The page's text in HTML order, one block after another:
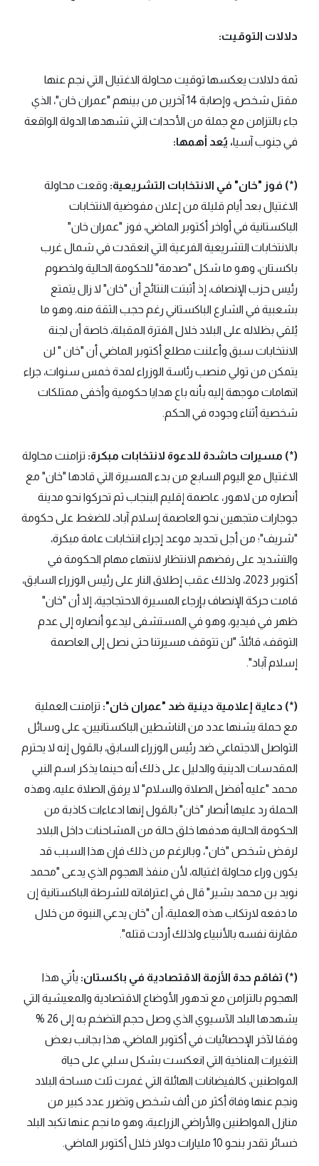
دلالات التوقيت:
ثمة دلالات يعكسها توقيت محاولة الاغتيال التي نجم عنها
مقتل شخص، وإصابة 14 آخرين من بينهم "عمران خان"، الذي
جاء بالتزامن مع جملة من الأحداث التي تشهدها الدولة الواقعة
في جنوب آسيا، يُعد أهمها:
(*) فوز "خان" في الانتخابات التشريعية: وقعت محاولة
الاغتيال بعد أيام قليلة من إعلان مفوضية الانتخابات
الباكستانية في أواخر أكتوبر الماضي، فوز "عمران خان"
بالانتخابات التشريعية الفرعية التي انعقدت في شمال غرب
باكستان، وهو ما شكل "صدمة" للحكومة الحالية ولخصوم
رئيس حزب الإنصاف، إذ أثبتت النتائج أن "خان" لا زال يتمتع
بشعبية في الشارع الباكستاني رغم حجب الثقة منه، وهو ما
يُلقي بظلاله على البلاد خلال الفترة المقبلة، خاصة أن لجنة
الانتخابات سبق وأعلنت مطلع أكتوبر الماضي أن "خان " لن
يتمكن من تولي منصب رئاسة الوزراء لمدة خمس سنوات، جراء
اتهامات موجهة إليه بأنه باع هدايا حكومية وأخفى ممتلكات
شخصية أثناء وجوده في الحكم.
(*) مسيرات حاشدة للدعوة لانتخابات مبكرة: تزامنت محاولة
الاغتيال مع اليوم السابع من بدء المسيرة التي قادها "خان" مع
أنصاره من لاهور، عاصمة إقليم البنجاب ثم تحركوا نحو مدينة
جوجارات متجهين نحو العاصمة إسلام آباد، للضغط على حكومة
"شريف"؛ من أجل تحديد موعد إجراء انتخابات عامة مبكرة،
والتشديد على رفضهم الانتظار لانتهاء مهام الحكومة في
أكتوبر 2023، ولذلك عقب إطلاق النار على رئيس الوزراء السابق،
قامت حركة الإنصاف بإرجاء المسيرة الاحتجاجية، إلا أن "خان"
ظهر في فيديو، وهو في المستشفى ليدعو أنصاره إلى عدم
التوقف، قائلًا، "لن تتوقف مسيرتنا حتى نصل إلى العاصمة
إسلام آباد".
(*) دعاية إعلامية دينية ضد "عمران خان": تزامنت العملية
مع حملة يشنها عدد من الناشطين الباكستانيين، على وسائل
التواصل الاجتماعي ضد رئيس الوزراء السابق، بالقول إنه لا يحترم
المقدسات الدينية والدليل على ذلك أنه حينما يذكر اسم النبي
محمد "عليه أفضل الصلاة والسلام" لا يرفق الصلاة عليه، وهذه
الحملة رد عليها أنصار "خان" بالقول إنها ادعاءات كاذبة من
الحكومة الحالية هدفها خلق حالة من المشاحنات داخل البلاد
لرفض شخص "خان"، وبالرغم من ذلك فإن هذا السبب قد
يكون وراء محاولة اغتياله، لأن منفذ الهجوم الذي يدعى "محمد
نويد بن محمد بشير" قال في اعترافاته للشرطة الباكستانية إن
ما دفعه لارتكاب هذه العملية، أن "خان يدعي النبوة من خلال
مقارنة نفسه بالأنبياء ولذلك أردت قتله".
(*) تفاقم حدة الأزمة الاقتصادية في باكستان: يأتي هذا
الهجوم بالتزامن مع تدهور الأوضاع الاقتصادية والمعيشية التي
يشهدها البلد الآسيوي الذي وصل حجم التضخم به إلى 26 %
وفقا لآخر الإحصائيات في أكتوبر الماضي، هذا بجانب بعض
التغيرات المناخية التي انعكست بشكل سلبي على حياة
المواطنين، كالفيضانات الهائلة التي غمرت ثلث مساحة البلاد
ونجم عنها وفاة أكثر من ألف شخص وتضرر عدد كبير من
منازل المواطنين والأراضي الزراعية، وهو ما نجم عنها تكبد البلد
خسائر تقدر بنحو 10 مليارات دولار خلال أكتوبر الماضي.